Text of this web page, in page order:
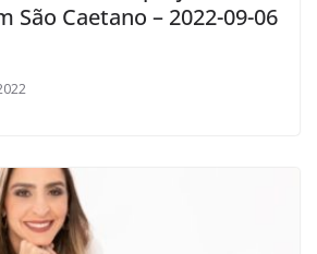
São Caetano – 2022-09-06